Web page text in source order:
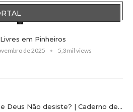
em Pinheiros
de 2025 5,3mil views
Deus Não desiste? | Caderno de...